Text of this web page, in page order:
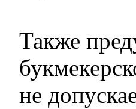
Также
не